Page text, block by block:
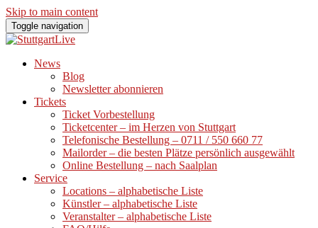
Skip to main content
Toggle navigation
News
Blog
Newsletter abonnieren
Tickets
Ticket Vorbestellung
Ticketcenter – im Herzen von Stuttgart
Telefonische Bestellung – 0711 / 550 660 77
Mailorder – die besten Plätze persönlich ausgewählt
Online Bestellung – nach Saalplan
Service
Locations – alphabetische Liste
Künstler – alphabetische Liste
Veranstalter – alphabetische Liste